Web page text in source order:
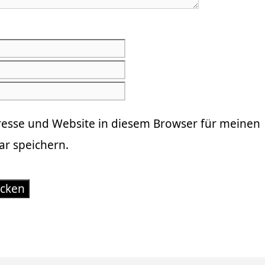
und Website in diesem Browser für meinen
speichern.